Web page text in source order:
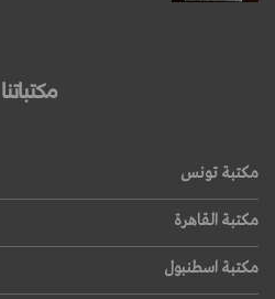
مكتباتنا
مكتبة تونس
مكتبة القاهرة
مكتبة اسطنبول